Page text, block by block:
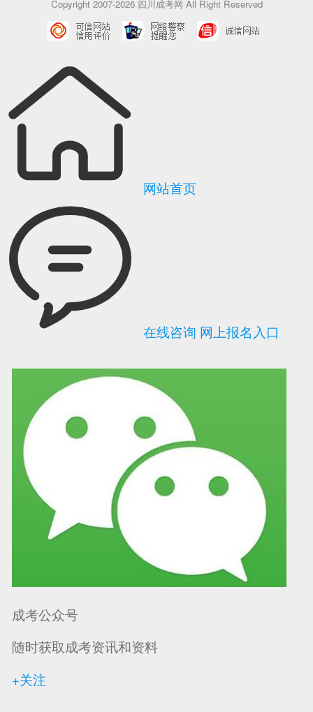
Copyright 2007-2026 四川成考网 All Right Reserved
可信网站信用评 网络警察提醒你 诚信网站
网站首页
在线咨询 网上报名入口
成考公众号
随时获取成考资讯和资料
+关注